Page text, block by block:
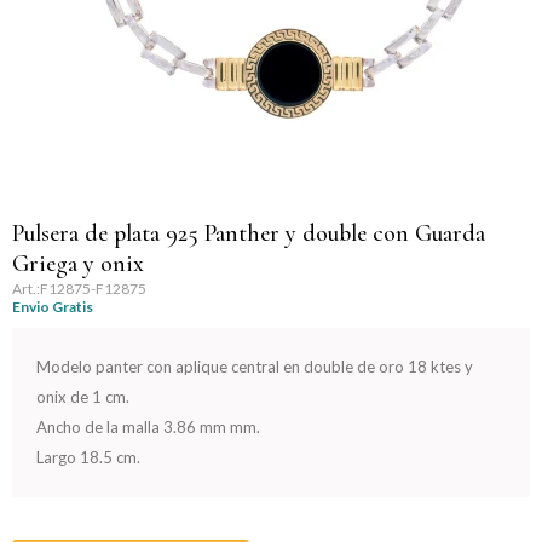
Pulsera de plata 925 Panther y double con Guarda
Griega y onix
F12875-F12875
Envio Gratis
Modelo panter con aplique central en double de oro 18 ktes y
onix de 1 cm.
Ancho de la malla 3.86 mm mm.
Largo 18.5 cm.
Día de la Mujer
Día del Amigo
Día del Maestro
Graduación
Nacimiento